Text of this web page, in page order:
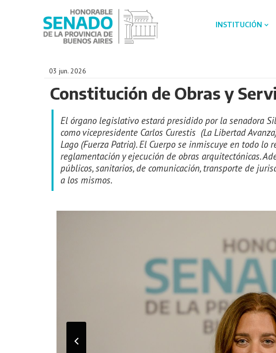
INSTITUCIÓN
03 jun. 2026
Constitución de Obras y
El órgano legislativo estará presidido por la senadora
como vicepresidente Carlos Curestis (La Libertad
Lago (Fuerza Patria). El Cuerpo se inmiscuye en todo lo
reglamentación y ejecución de obras arquitectónicas.
públicos, sanitarios, de comunicación, transporte de
a los mismos.